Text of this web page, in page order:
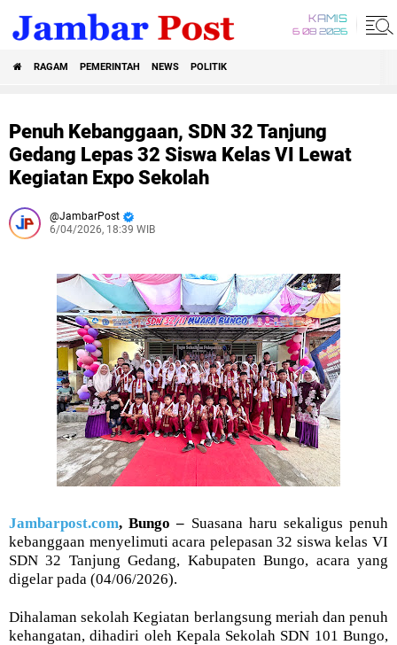
KAMIS
6 08 2026
RAGAM PEMERINTAH NEWS POLITIK
Penuh Kebanggaan, SDN 32 Tanjung
Gedang Lepas 32 Siswa Kelas VI Lewat
Kegiatan Expo Sekolah
JambarPost
6/04/2026, 18:39 WIB
Jambarpost.com, Bungo – Suasana haru sekaligus penuh
kebanggaan menyelimuti acara pelepasan 32 siswa kelas VI
SDN 32 Tanjung Gedang, Kabupaten Bungo, acara yang
digelar pada (04/06/2026).
Dihalaman sekolah Kegiatan berlangsung meriah dan penuh
kehangatan, dihadiri oleh Kepala Sekolah SDN 101 Bungo,